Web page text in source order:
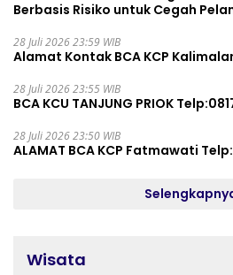
Berbasis Risiko untuk Cegah
28 Juli 2026 23:59 WIB
Alamat Kontak BCA KCP
28 Juli 2026 23:55 WIB
BCA KCU TANJUNG PRIOK
28 Juli 2026 23:50 WIB
ALAMAT BCA KCP Fatmawati
Wisata